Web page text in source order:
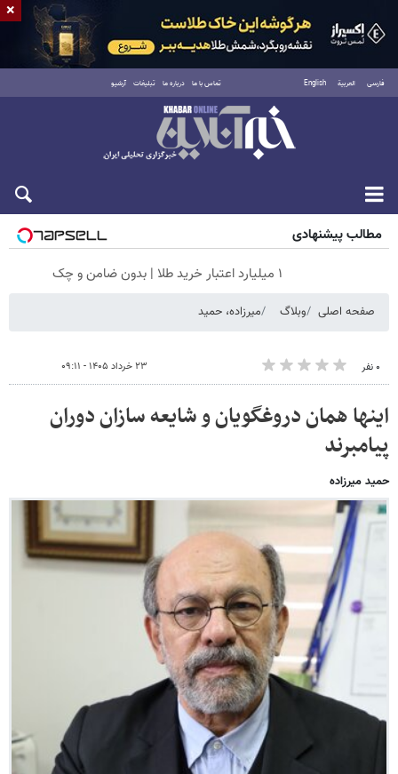
فارسی العربية English تماس با ما درباره ما تبلیغات آرشیو
جمعه ۱۶ مرداد ۱۴۰۵
مطالب پیشنهادی
۱ میلیارد اعتبار خرید طلا | بدون ضامن و چک
صفحه اصلی وبلاگ میرزاده، حمید
۰ نفر ۲۳ خرداد ۱۴۰۵ - ۰۹:۱۱
اینها همان دروغگویان و شایعه سازان دوران
پیامبرند
حمید میرزاده
×